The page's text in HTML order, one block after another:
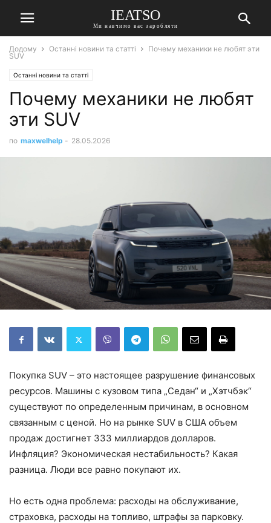
IEATSO
Ми навчимо вас заробляти
Додому Останні новини та статті
Почему механики не любят эти
SUV
Останні новини та статті
Почему механики не любят
эти SUV
по maxwelhelp - 28.05.2026
Покупка SUV – это настоящее разрушение финансовых
ресурсов. Машины с кузовом типа „Седан“ и „Хэтчбэк“
существуют по определенным причинам, в основном
связанным с ценой. Но на рынке SUV в США объем
продаж достигнет 333 миллиардов долларов.
Инфляция? Экономическая нестабильность? Какая
разница. Люди все равно покупают их.
Но есть одна проблема: расходы на обслуживание,
страховка, расходы на топливо, штрафы за парковку.